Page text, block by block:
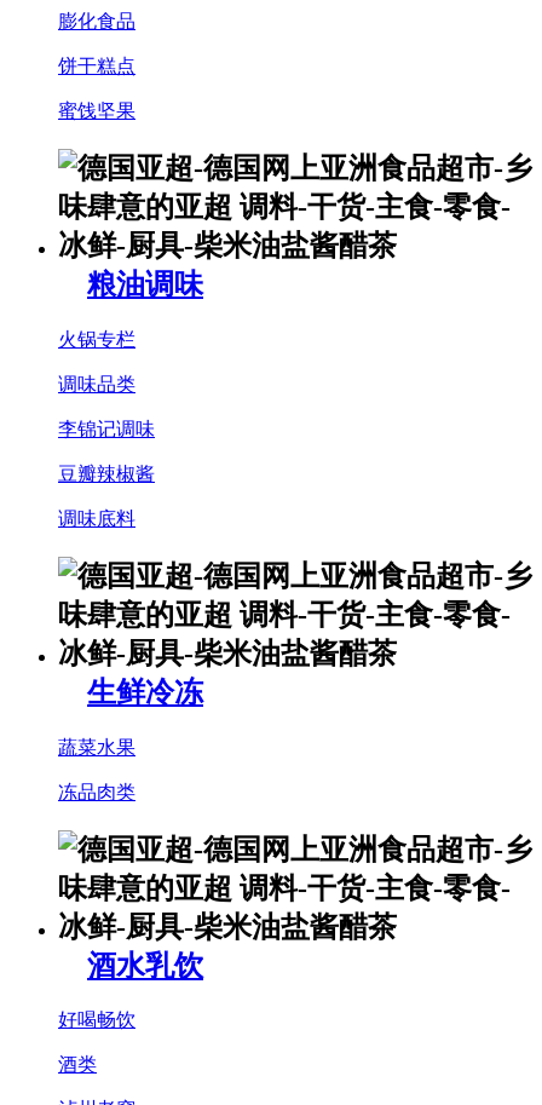
膨化食品
饼干糕点
蜜饯坚果
粮油调味
火锅专栏
调味品类
李锦记调味
豆瓣辣椒酱
调味底料
生鲜冷冻
蔬菜水果
冻品肉类
酒水乳饮
好喝畅饮
酒类